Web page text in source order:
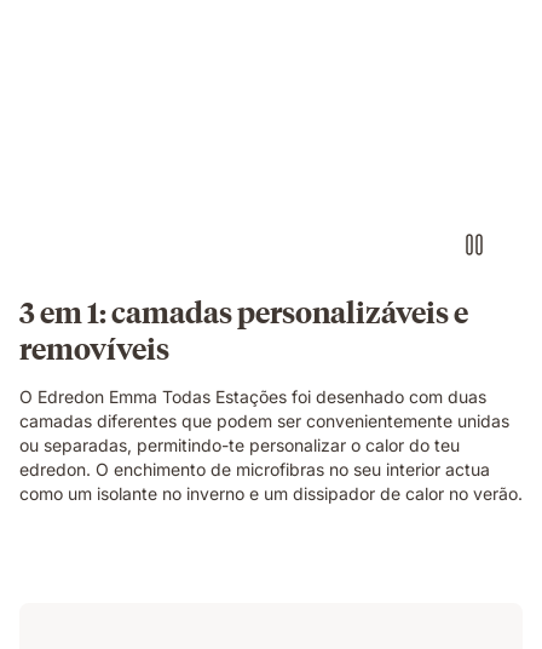
3 em 1: camadas personalizáveis e
removíveis
O Edredon Emma Todas Estações foi desenhado com duas
camadas diferentes que podem ser convenientemente unidas
ou separadas, permitindo-te personalizar o calor do teu
edredon. O enchimento de microfibras no seu interior actua
como um isolante no inverno e um dissipador de calor no verão.